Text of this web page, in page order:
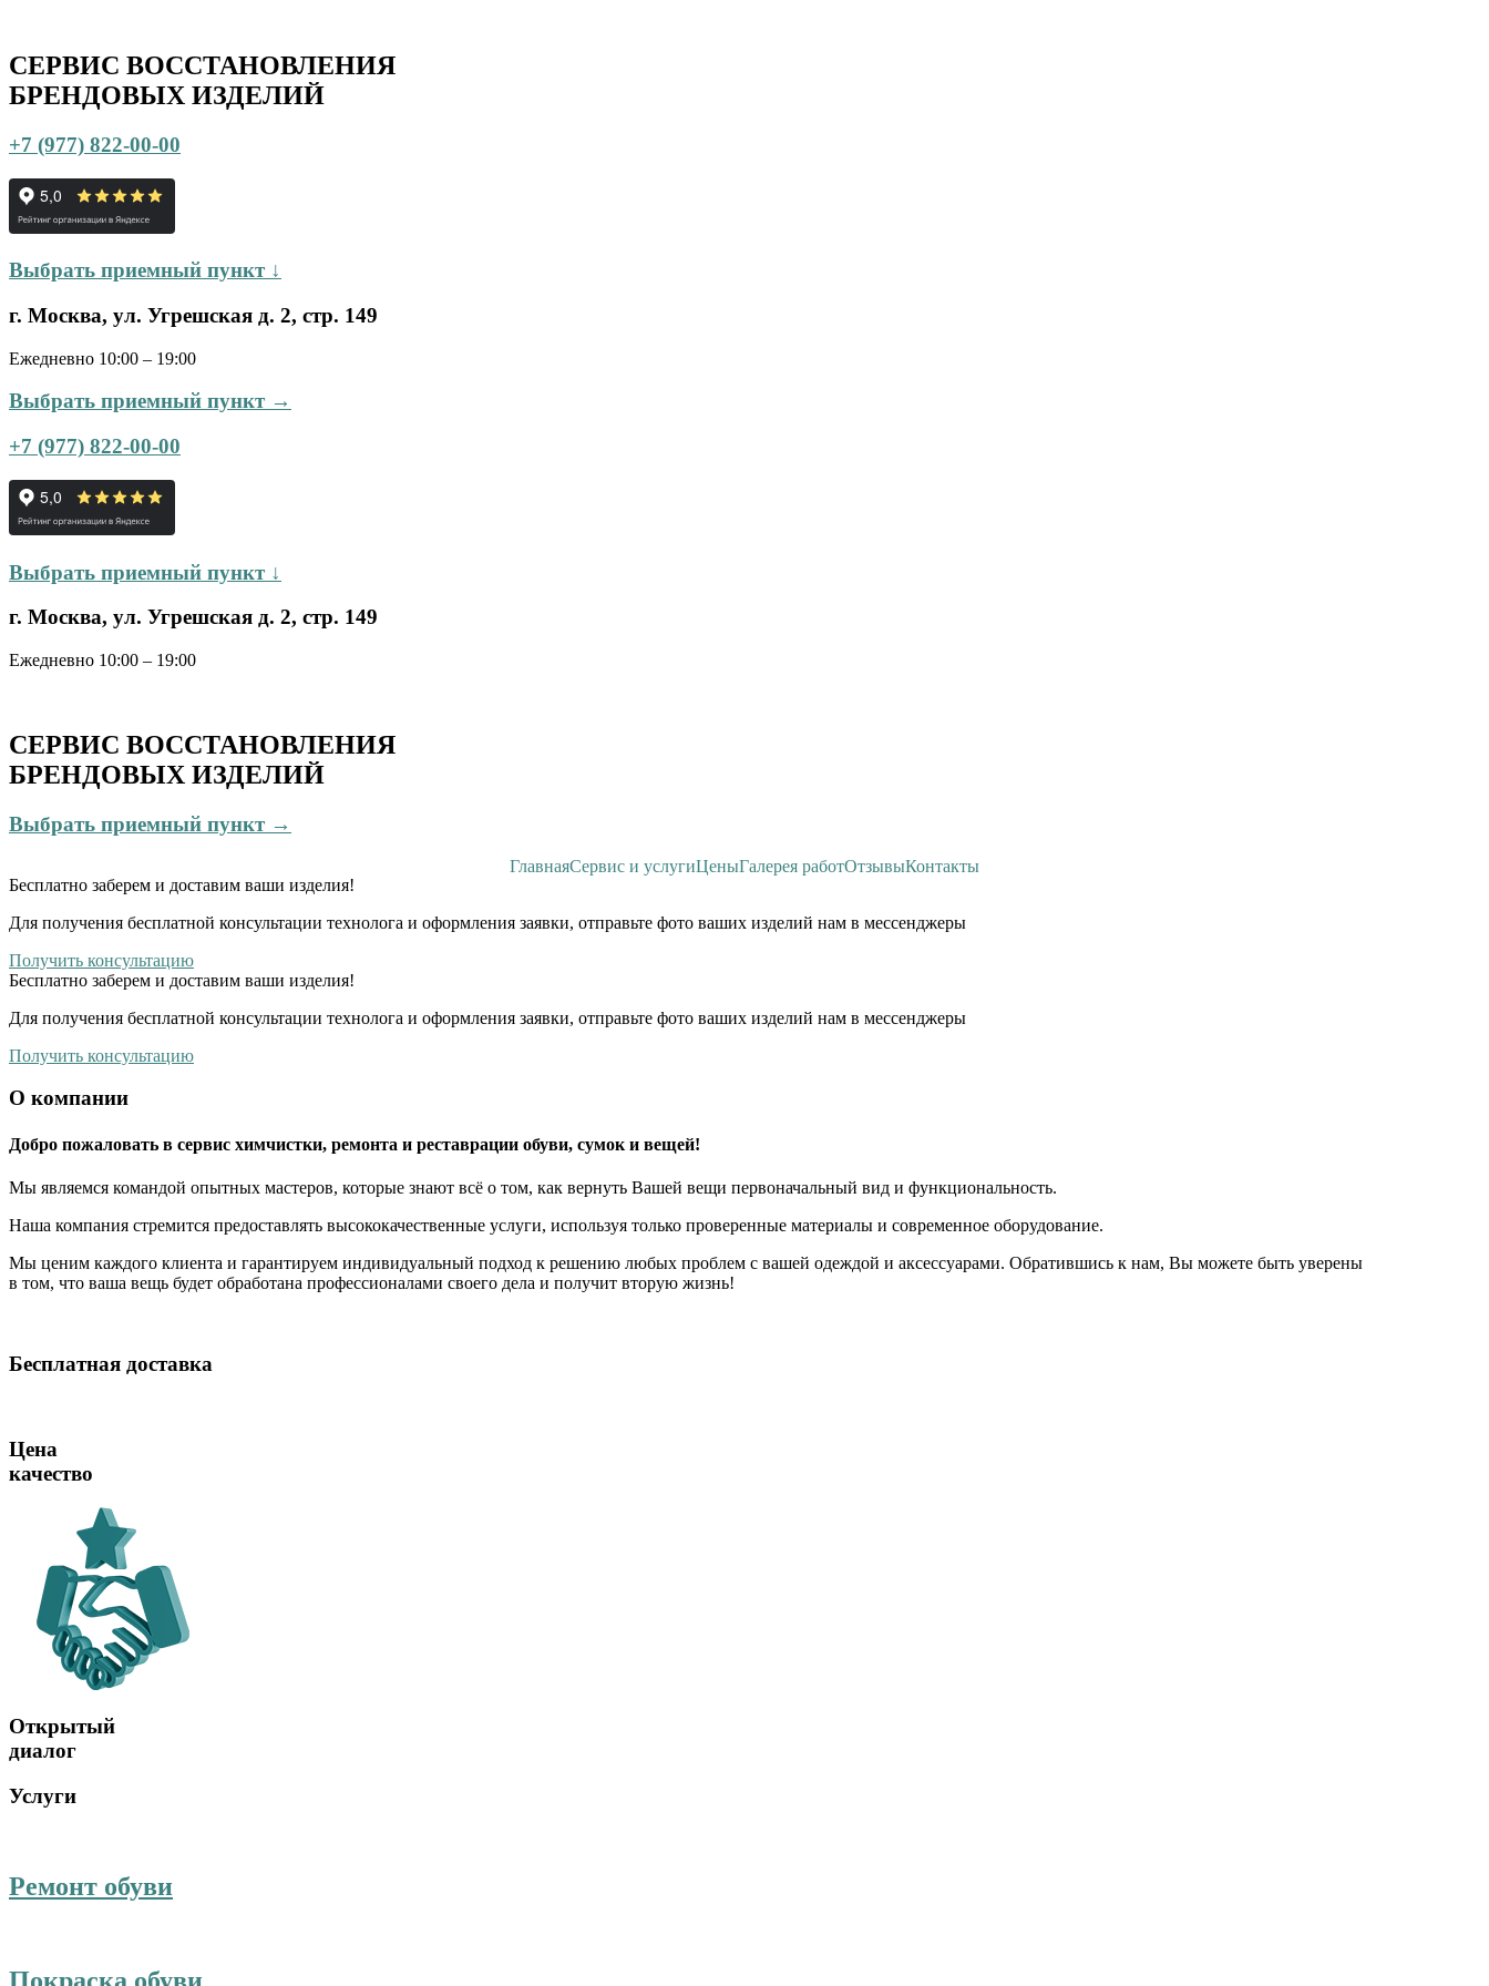
СЕРВИС ВОССТАНОВЛЕНИЯ
БРЕНДОВЫХ ИЗДЕЛИЙ
+7 (977) 822-00-00
Выбрать приемный пункт ↓
г. Москва, ул. Угрешская д. 2, стр. 149
Ежедневно 10:00 – 19:00
Выбрать приемный пункт →
+7 (977) 822-00-00
Выбрать приемный пункт ↓
г. Москва, ул. Угрешская д. 2, стр. 149
Ежедневно 10:00 – 19:00
СЕРВИС ВОССТАНОВЛЕНИЯ
БРЕНДОВЫХ ИЗДЕЛИЙ
Выбрать приемный пункт →
ГлавнаяСервис и услугиЦеныГалерея работОтзывыКонтакты
Бесплатно заберем и доставим ваши изделия!
Для получения бесплатной консультации технолога и оформления заявки, отправьте фото ваших изделий нам в мессенджеры
Получить консультацию
Бесплатно заберем и доставим ваши изделия!
Для получения бесплатной консультации технолога и оформления заявки, отправьте фото ваших изделий нам в мессенджеры
Получить консультацию
О компании
Добро пожаловать в сервис химчистки, ремонта и реставрации обуви, сумок и вещей!
Мы являемся командой опытных мастеров, которые знают всё о том, как вернуть Вашей вещи первоначальный вид и функциональность.
Наша компания стремится предоставлять высококачественные услуги, используя только проверенные материалы и современное оборудование.
Мы ценим каждого клиента и гарантируем индивидуальный подход к решению любых проблем с вашей одеждой и аксессуарами. Обратившись к нам, Вы можете быть уверены
в том, что ваша вещь будет обработана профессионалами своего дела и получит вторую жизнь!
Бесплатная доставка
Цена
качество
Открытый
диалог
Услуги
Ремонт обуви
Покраска обуви